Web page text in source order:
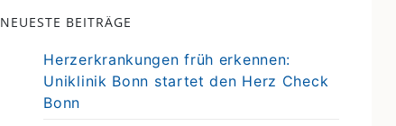
NEUESTE BEITRÄGE
Herzerkrankungen früh erkennen:
Uniklinik Bonn startet den Herz Check
Bonn